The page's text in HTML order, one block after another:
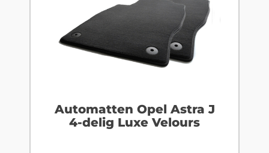
Automatten Opel Astra J
4-delig Luxe Velours